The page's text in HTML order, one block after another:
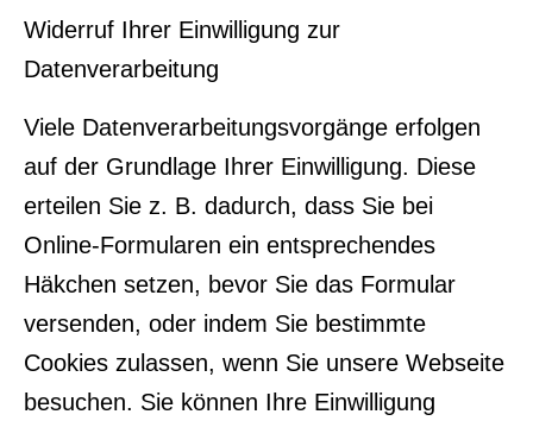
Widerruf Ihrer Einwilligung zur
Datenverarbeitung
Viele Datenverarbeitungsvorgänge erfolgen
auf der Grundlage Ihrer Einwilligung. Diese
erteilen Sie z. B. dadurch, dass Sie bei
Online-Formularen ein entsprechendes
Häkchen setzen, bevor Sie das Formular
versenden, oder indem Sie bestimmte
Cookies zulassen, wenn Sie unsere Webseite
besuchen. Sie können Ihre Einwilligung